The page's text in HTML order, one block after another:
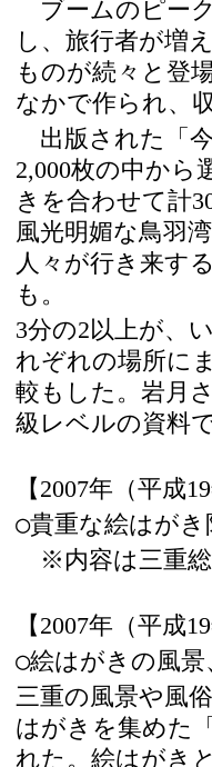
ブームのピー
し、旅行者が増
ものが続々と登
なかで作られ、
出版された「
2,000枚の中から
きを合わせて計
風光明媚な鳥羽
人々が行き来す
も。
3分の2以上が、
れぞれの場所に
較もした。岩月
級レベルの資料
【2007年（平成19
○貴重な絵はが
※内容は三重総
【2007年（平成19
○絵はがきの風景
三重の風景や風
はがきを集めた
れた。絵はがき